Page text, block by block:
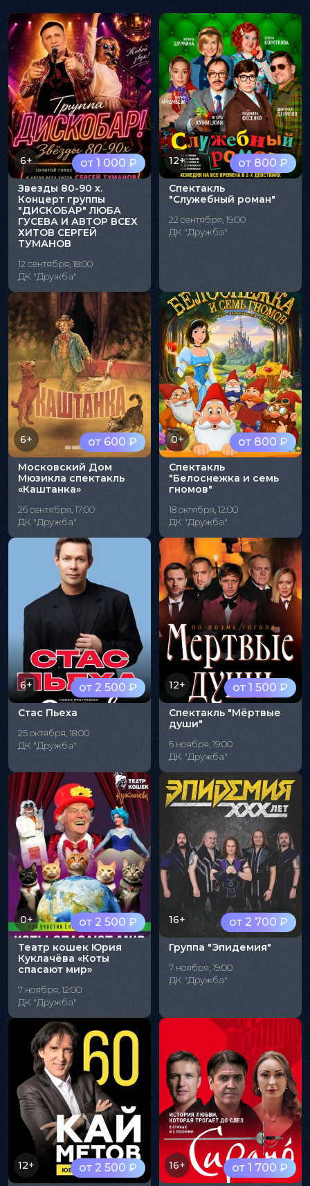
от 1 000 ₽
6+
Звезды 80-90 х.
Концерт группы
"ДИСКОБАР" ЛЮБА
ГУСЕВА И АВТОР ВСЕХ
ХИТОВ СЕРГЕЙ
ТУМАНОВ
12 сентября, 18:00
ДК "Дружба"
от 800 ₽
12+
Спектакль
"Служебный роман"
22 сентября, 19:00
ДК "Дружба"
от 600 ₽
6+
Московский Дом
Мюзикла спектакль
«Каштанка»
26 сентября, 17:00
ДК "Дружба"
от 800 ₽
0+
Спектакль
"Белоснежка и семь
гномов"
18 октября, 12:00
ДК "Дружба"
от 2 500 ₽
6+
Стас Пьеха
25 октября, 18:00
ДК "Дружба"
от 1 500 ₽
12+
Спектакль "Мёртвые
души"
6 ноября, 19:00
ДК "Дружба"
от 2 500 ₽
0+
Театр кошек Юрия
Куклачёва «Коты
спасают мир»
7 ноября, 12:00
ДК "Дружба"
от 2 700 ₽
16+
Группа "Эпидемия"
7 ноября, 19:00
ДК "Дружба"
от 2 500 ₽
12+ от 1 700 ₽
16+